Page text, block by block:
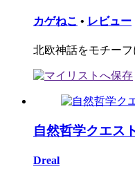
カゲねこ • レビュー
北欧神話をモチー
自然哲学クエス
Dreal